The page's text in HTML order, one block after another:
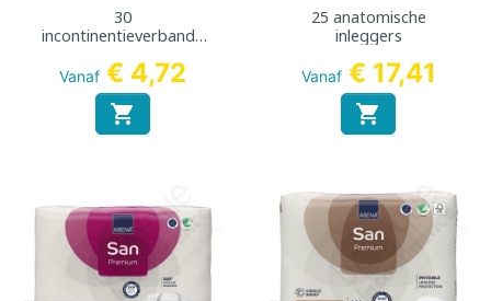
30
incontinentieverbande
Vanaf € 4,72

25 anatomische
inleggers
Vanaf € 17,41
